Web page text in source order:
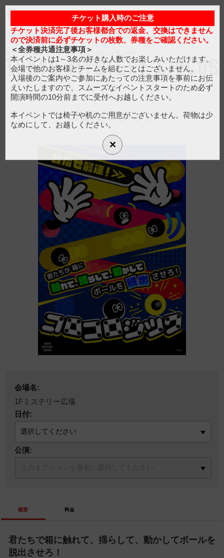
日/ENG
カートは空です
トップページ トピックス
アクセス フード
グッズ よくある質問
マイアカウント
カートは空です
ホーム > ミステリー広場 > コロコロジック
コロコロジック
会場名:
1Fミステリー広場
日付:
公演:
概要 料金
君たちで箱に触れて、揺らして、動かしてボールを
脱出させろ！
チケット購入時のご注意
チケット決済完了後お客様都合での返金、交換はできません
ので決済前に必ずチケットの枚数、券種をご確認ください。
＜全券種共通注意事項＞
本イベントは1～3名の好きな人数でお楽しみいただけます。
会場で他のお客様とチームを組むことはございません。
入場後のご案内やご参加にあたっての注意事項を事前にお伝
えいたしますので、スムーズなイベントスタートのため必ず
開演時間の10分前までに受付へお越しください。
本イベントでは椅子や机のご用意がございません。荷物は少
なめにして、お越しください。